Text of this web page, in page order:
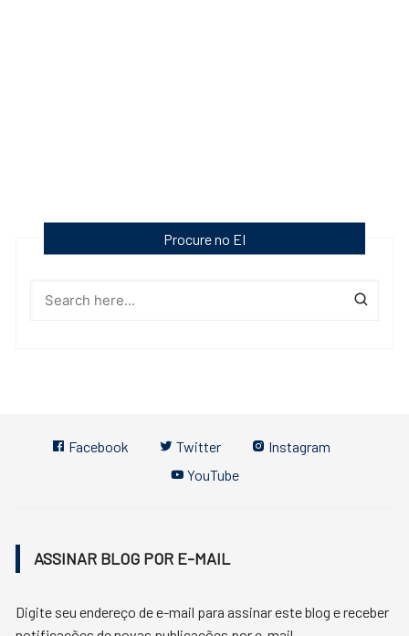
Procure no EI
Facebook Twitter
Instagram
YouTube
ASSINAR BLOG POR E-MAIL
Digite seu endereço de e-mail para assinar este blog e receber